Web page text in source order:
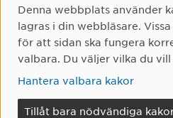
Behandling av
personuppgifter
Hantera kakor
Cookie-samtycke
Denna webbplats använder
lagras i din webbläsare.
för att sidan ska fungera
valbara. Du väljer vilka du
Hantera valbara kakor
Tillåt bara nödvändiga